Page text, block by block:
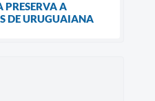
PRESERVA A
DE URUGUAIANA